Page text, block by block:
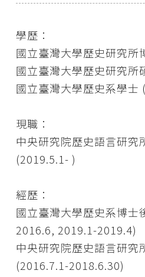
學歷：
國立臺灣大學歷史研究所
國立臺灣大學歷史研究所
國立臺灣大學歷史系學士
現職：
中央研究院歷史語言研究
(2019.5.1- )
經歷：
國立臺灣大學歷史系博士
2016.6, 2019.1-2019.4)
中央研究院歷史語言研究
(2016.7.1-2018.6.30)